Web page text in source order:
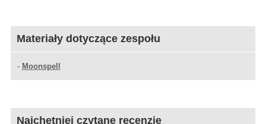
Materiały dotyczące zespołu
- Moonspell
Najchętniej czytane recenzje